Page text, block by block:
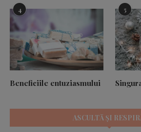
4
Beneficiile entuziasmului
5
ASCULTĂ ȘI